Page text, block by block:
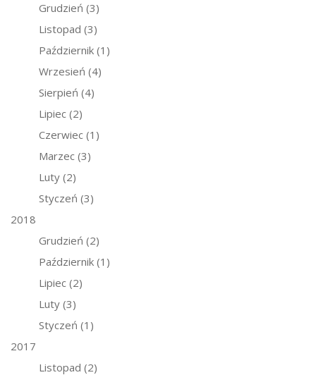
Grudzień (3)
Listopad (3)
Październik (1)
Wrzesień (4)
Sierpień (4)
Lipiec (2)
Czerwiec (1)
Marzec (3)
Luty (2)
Styczeń (3)
2018
Grudzień (2)
Październik (1)
Lipiec (2)
Luty (3)
Styczeń (1)
2017
Listopad (2)